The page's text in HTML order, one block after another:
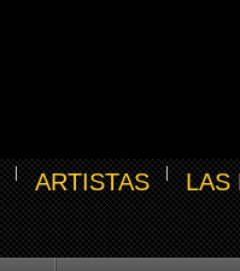
ARTISTAS LAS